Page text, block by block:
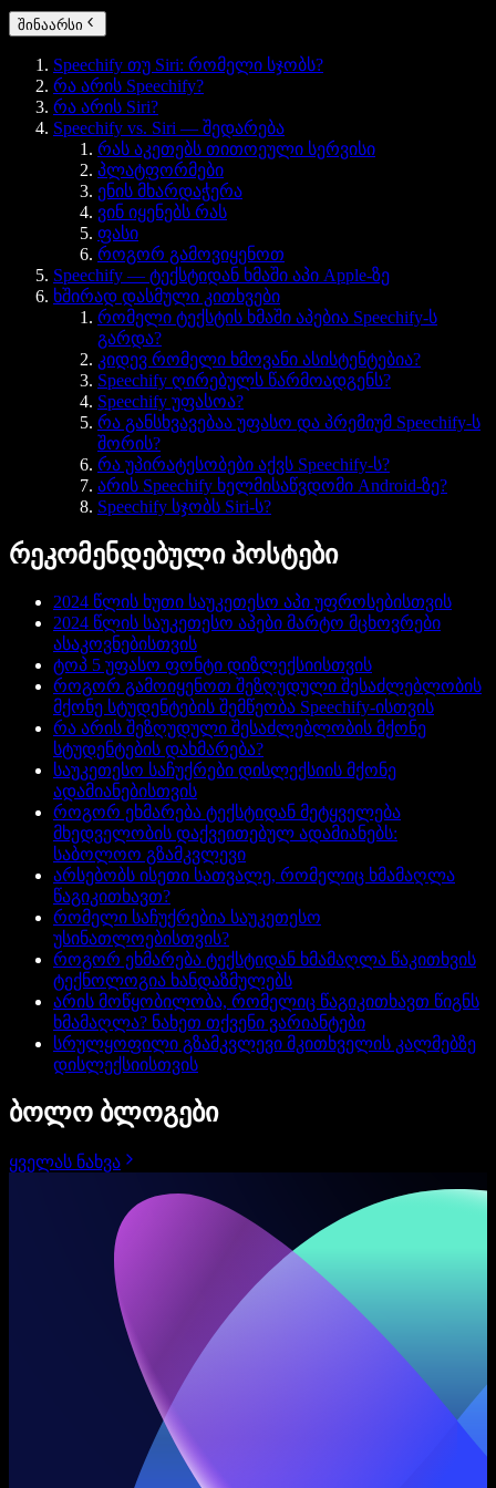
შინაარსი
Speechify თუ Siri: რომელი სჯობს?
რა არის Speechify?
რა არის Siri?
Speechify vs. Siri — შედარება
რას აკეთებს თითოეული სერვისი
პლატფორმები
ენის მხარდაჭერა
ვინ იყენებს რას
ფასი
როგორ გამოვიყენოთ
Speechify — ტექსტიდან ხმაში აპი Apple-ზე
ხშირად დასმული კითხვები
რომელი ტექსტის ხმაში აპებია Speechify-ს
გარდა?
კიდევ რომელი ხმოვანი ასისტენტებია?
Speechify ღირებულს წარმოადგენს?
Speechify უფასოა?
რა განსხვავებაა უფასო და პრემიუმ Speechify-ს
შორის?
რა უპირატესობები აქვს Speechify-ს?
არის Speechify ხელმისაწვდომი Android-ზე?
Speechify სჯობს Siri-ს?
რეკომენდებული პოსტები
2024 წლის ხუთი საუკეთესო აპი უფროსებისთვის
2024 წლის საუკეთესო აპები მარტო მცხოვრები
ასაკოვნებისთვის
ტოპ 5 უფასო ფონტი დიზლექსიისთვის
როგორ გამოიყენოთ შეზღუდული შესაძლებლობის
მქონე სტუდენტების შემწეობა Speechify-ისთვის
რა არის შეზღუდული შესაძლებლობის მქონე
სტუდენტების დახმარება?
საუკეთესო საჩუქრები დისლექსიის მქონე
ადამიანებისთვის
როგორ ეხმარება ტექსტიდან მეტყველება
მხედველობის დაქვეითებულ ადამიანებს:
საბოლოო გზამკვლევი
არსებობს ისეთი სათვალე, რომელიც ხმამაღლა
წაგიკითხავთ?
რომელი საჩუქრებია საუკეთესო
უსინათლოებისთვის?
როგორ ეხმარება ტექსტიდან ხმამაღლა წაკითხვის
ტექნოლოგია ხანდაზმულებს
არის მოწყობილობა, რომელიც წაგიკითხავთ წიგნს
ხმამაღლა? ნახეთ თქვენი ვარიანტები
სრულყოფილი გზამკვლევი მკითხველის კალმებზე
დისლექსიისთვის
ბოლო ბლოგები
ყველას ნახვა